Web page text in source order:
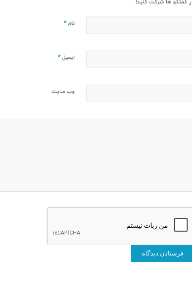
گفتگو ها شرکت کنید!
نام*
ایمیل*
وب‌ سایت